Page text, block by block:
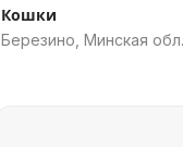
Кошки
Березино, Минская обл.